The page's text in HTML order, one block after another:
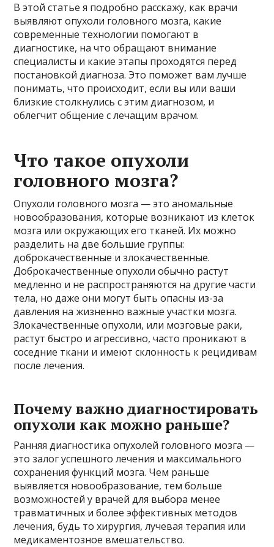
В этой статье я подробно расскажу, как врачи
выявляют опухоли головного мозга, какие
современные технологии помогают в
диагностике, на что обращают внимание
специалисты и какие этапы проходятся перед
постановкой диагноза. Это поможет вам лучше
понимать, что происходит, если вы или ваши
близкие столкнулись с этим диагнозом, и
облегчит общение с лечащим врачом.
Что такое опухоли
головного мозга?
Опухоли головного мозга — это аномальные
новообразования, которые возникают из клеток
мозга или окружающих его тканей. Их можно
разделить на две большие группы:
доброкачественные и злокачественные.
Доброкачественные опухоли обычно растут
медленно и не распространяются на другие части
тела, но даже они могут быть опасны из-за
давления на жизненно важные участки мозга.
Злокачественные опухоли, или мозговые раки,
растут быстро и агрессивно, часто проникают в
соседние ткани и имеют склонность к рецидивам
после лечения.
Почему важно диагностировать
опухоли как можно раньше?
Ранняя диагностика опухолей головного мозга —
это залог успешного лечения и максимального
сохранения функций мозга. Чем раньше
выявляется новообразование, тем больше
возможностей у врачей для выбора менее
травматичных и более эффективных методов
лечения, будь то хирургия, лучевая терапия или
медикаментозное вмешательство.